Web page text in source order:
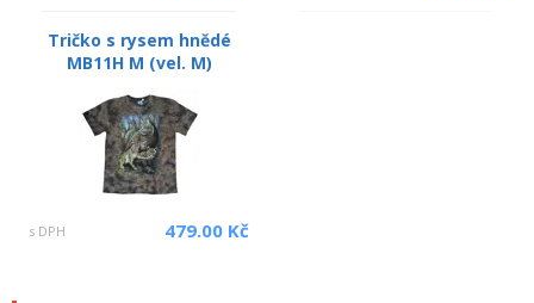
Tričko s rysem hnědé
MB11H M (vel. M)
s DPH 479.00 Kč